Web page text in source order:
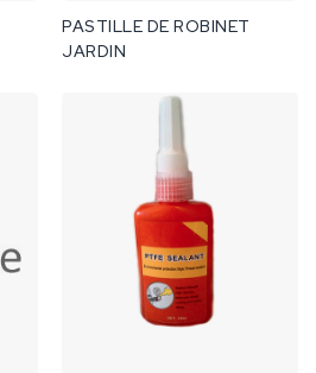
PASTILLE DE ROBINET
JARDIN